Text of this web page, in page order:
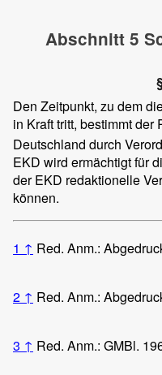
Abschnitt 5
Den Zeitpunkt, zu dem
in Kraft tritt, bestimmt
Deutschland durch
EKD wird ermächtigt für
der EKD redaktionelle
können.
1 ↑ Red. Anm.:
2 ↑ Red. Anm.:
3 ↑ Red. Anm.: GMBl.